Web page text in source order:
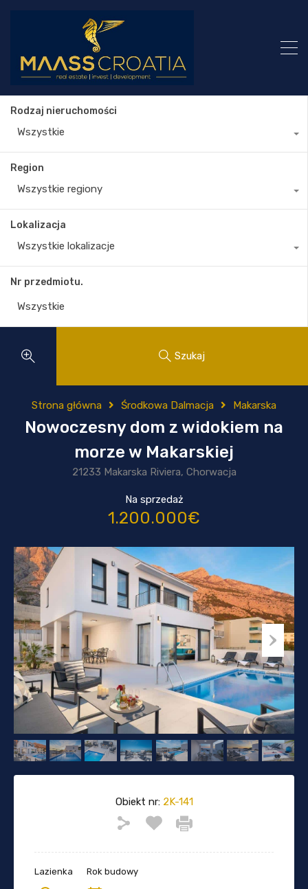
Rodzaj nieruchomości
Wszystkie
Region
Wszystkie regiony
Lokalizacja
Wszystkie lokalizacje
Nr przedmiotu.
Szukaj
Strona główna Środkowa Dalmacja Makarska
Nowoczesny dom z widokiem na
morze w Makarskiej
21233 Makarska Riviera, Chorwacja
Na sprzedaż
1.200.000€
Obiekt nr:2K-141
Lazienka Rok budowy